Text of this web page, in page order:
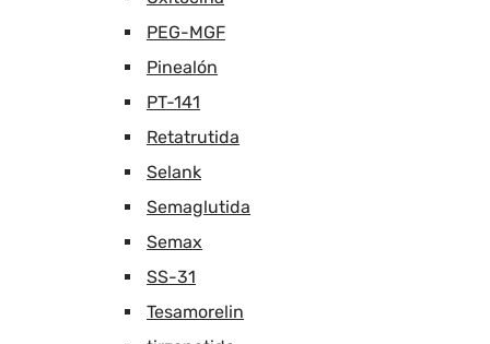
PEG-MGF
Pinealón
PT-141
Retatrutida
Selank
Semaglutida
Semax
SS-31
Tesamorelin